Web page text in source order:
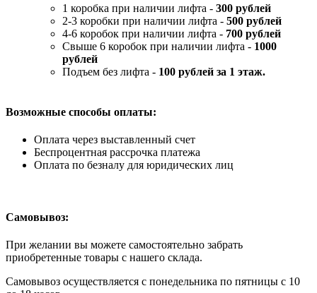
1 коробка при наличии лифта - 300 рублей
2-3 коробки при наличии лифта - 500 рублей
4-6 коробок при наличии лифта - 700 рублей
Свыше 6 коробок при наличии лифта - 1000
рублей
Подъем без лифта - 100 рублей за 1 этаж.
Возможные способы оплаты:
Оплата через выставленный счет
Беспроцентная рассрочка платежа
Оплата по безналу для юридических лиц
Самовывоз:
При желании вы можете самостоятельно забрать
приобретенные товары с нашего склада.
Самовывоз осуществляется с понедельника по пятницы с 10